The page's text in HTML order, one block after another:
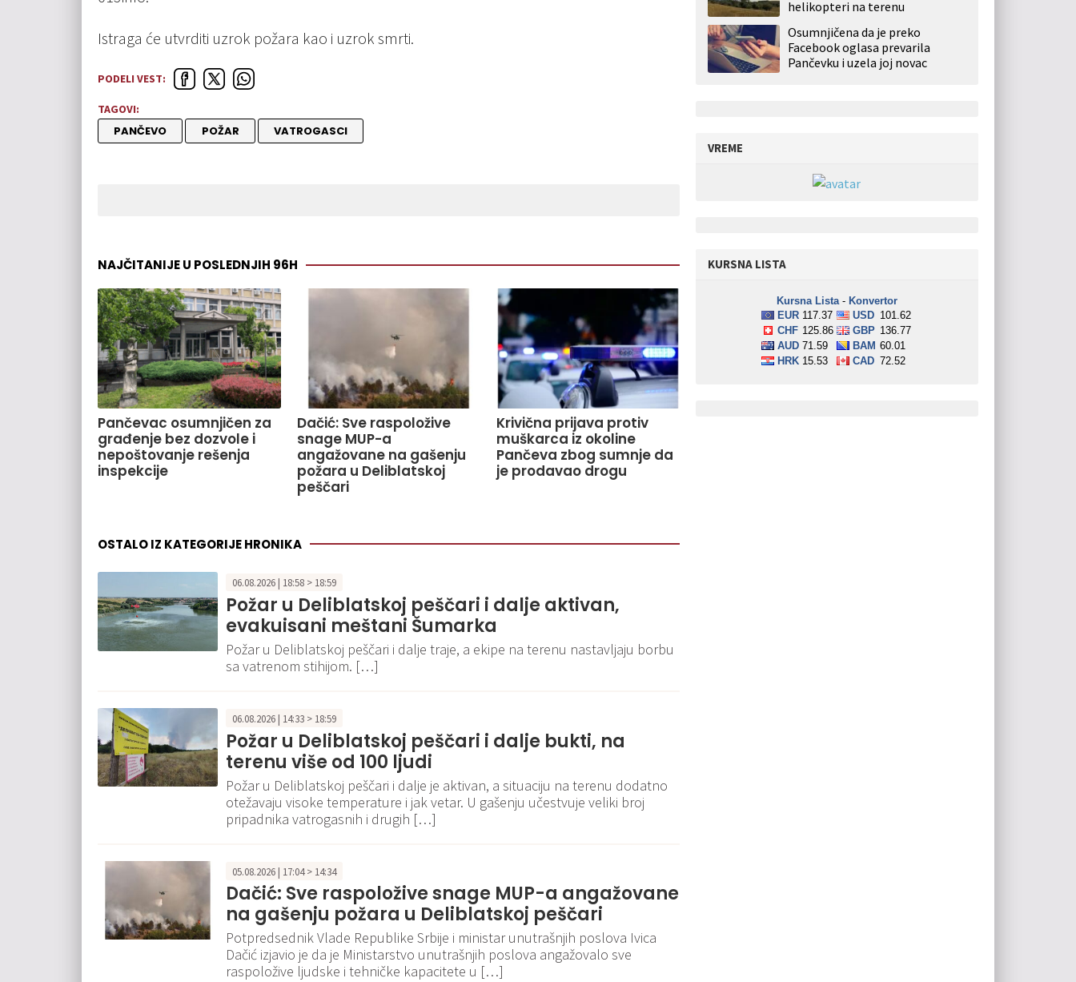
Istraga će utvrditi uzrok požara kao i uzrok smrti.
PODELI VEST:
TAGOVI:
PANČEVO POŽAR VATROGASCI
NAJČITANIJE U POSLEDNJIH 96H
Pančevac osumnjičen za
građenje bez dozvole i
nepoštovanje rešenja
inspekcije
Dačić: Sve raspoložive
snage MUP-a
angažovane na gašenju
požara u Deliblatskoj
peščari
Krivična prijava protiv
muškarca iz okoline
Pančeva zbog sumnje da
je prodavao drogu
OSTALO IZ KATEGORIJE HRONIKA
06.08.2026 | 18:58 > 18:59
Požar u Deliblatskoj peščari i dalje aktivan,
evakuisani meštani Šumarka
Požar u Deliblatskoj peščari i dalje traje, a ekipe na terenu nastavljaju borbu
sa vatrenom stihijom. […]
06.08.2026 | 14:33 > 18:59
Požar u Deliblatskoj peščari i dalje bukti, na
terenu više od 100 ljudi
Požar u Deliblatskoj peščari i dalje je aktivan, a situaciju na terenu dodatno
otežavaju visoke temperature i jak vetar. U gašenju učestvuje veliki broj
pripadnika vatrogasnih i drugih […]
05.08.2026 | 17:04 > 14:34
Dačić: Sve raspoložive snage MUP-a angažovane
na gašenju požara u Deliblatskoj peščari
Potpredsednik Vlade Republike Srbije i ministar unutrašnjih poslova Ivica
Dačić izjavio je da je Ministarstvo unutrašnjih poslova angažovalo sve
raspoložive ljudske i tehničke kapacitete u […]
helikopteri na terenu
Osumnjičena da je preko
Facebook oglasa prevarila
Pančevku i uzela joj novac
VREME
KURSNA LISTA